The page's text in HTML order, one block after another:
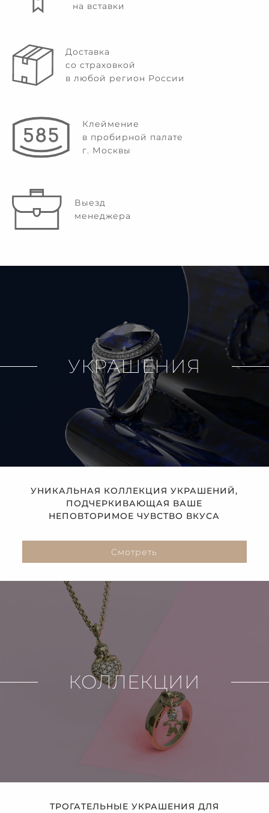
на вставки
Доставка
со страховкой
в любой регион России
Клеймение
в пробирной палате
г. Москвы
Выезд
менеджера
УКРАШЕНИЯ
УНИКАЛЬНАЯ КОЛЛЕКЦИЯ УКРАШЕНИЙ,
ПОДЧЕРКИВАЮЩАЯ ВАШЕ
НЕПОВТОРИМОЕ ЧУВСТВО ВКУСА
Смотреть
КОЛЛЕКЦИИ
ТРОГАТЕЛЬНЫЕ УКРАШЕНИЯ ДЛЯ